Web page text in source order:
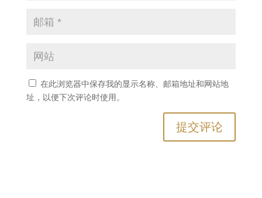
在此浏览器中保存我的显示名称、邮箱地址和网站地
址，以便下次评论时使用。